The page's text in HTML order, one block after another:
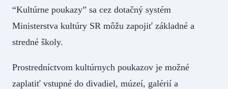
“Kultúrne poukazy” sa cez dotačný systém
Ministerstva kultúry SR môžu zapojiť základné a
stredné školy.
Prostredníctvom kultúrnych poukazov je možné
zaplatiť vstupné do divadiel, múzeí, galérií a